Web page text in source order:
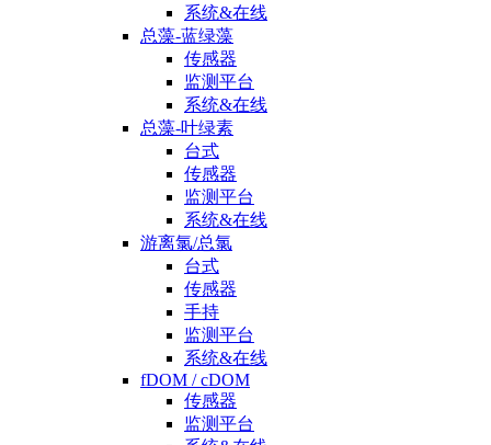
系统&在线
总藻-蓝绿藻
传感器
监测平台
系统&在线
总藻-叶绿素
台式
传感器
监测平台
系统&在线
游离氯/总氯
台式
传感器
手持
监测平台
系统&在线
fDOM / cDOM
传感器
监测平台